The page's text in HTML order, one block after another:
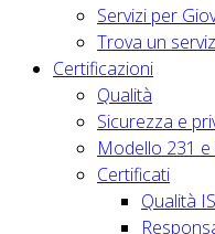
Servizi per
Trova un
Certificazioni
Qualità
Sicurezza e
Modello 231 e
Certificati
Qualità